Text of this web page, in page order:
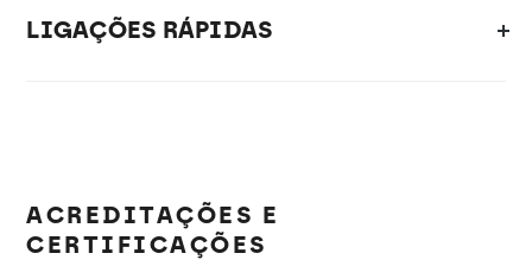
LIGAÇÕES RÁPIDAS
ACREDITAÇÕES E
CERTIFICAÇÕES